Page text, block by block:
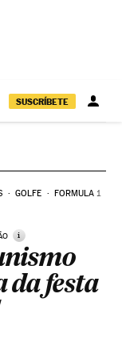
SUSCRÍBETE
GOLFE FORMULA 1
i
da festa